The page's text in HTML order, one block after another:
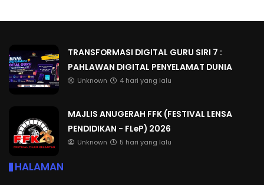
TRANSFORMASI DIGITAL GURU SIRI 7 :
PAHLAWAN DIGITAL PENYELAMAT DUNIA
Unknown 4 hari yang lalu
MAJLIS ANUGERAH FFK (FESTIVAL LENSA
PENDIDIKAN - FLeP) 2026
Unknown 5 hari yang lalu
HALAMAN